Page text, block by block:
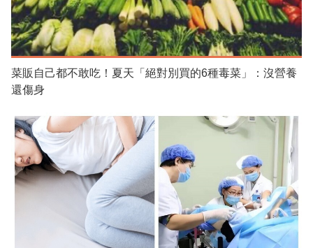
菜販自己都不敢吃！夏天「絕對別買的6種毒菜」：沒營養
還傷身